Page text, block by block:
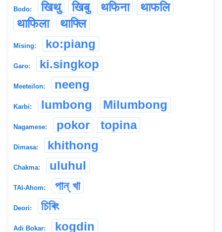
Bodo: खिथु खिबु थफिना
थाफलि
थाफिला
थाफ्लि
Mising: ko:piang
Garo: ki.singkop
Meeteilon: neeng
Karbi: lumbong Milumbong
Nagamese: pokor topina
Dimasa: khithong
Chakma: uluhul
TAI-Ahom: পান্ খা
Deori: চিৰিং
Adi Bokar: kogdin